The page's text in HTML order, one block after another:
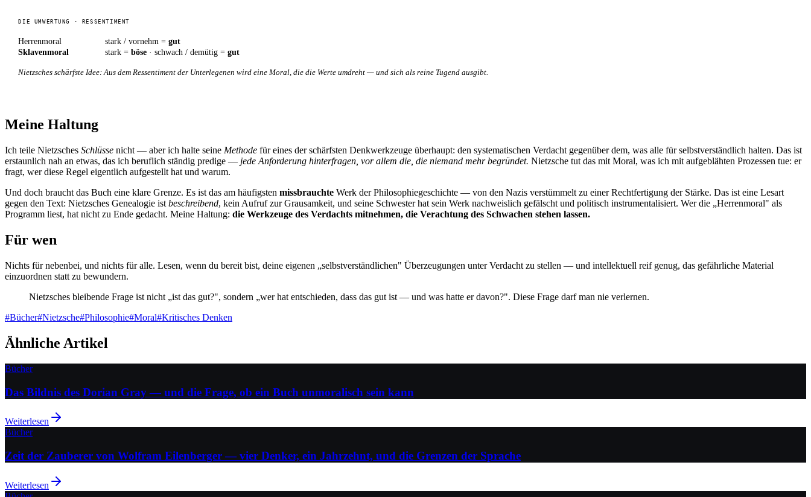
DIE UMWERTUNG · RESSENTIMENT
Herrenmoral stark / vornehm =gut
Sklavenmoral
stark =böse · schwach / demütig =gut
Nietzsches schärfste Idee: Aus dem Ressentiment der Unterlegenen wird eine Moral, die die Werte umdreht — und sich als reine Tugend ausgibt.
Meine Haltung
Ich teile Nietzsches Schlüsse nicht — aber ich halte seine Methode für eines der schärfsten Denkwerkzeuge überhaupt: den systematischen Verdacht gegenüber dem, was alle für selbstverständlich halten. Das ist
erstaunlich nah an etwas, das ich beruflich ständig predige — jede Anforderung hinterfragen, vor allem die, die niemand mehr begründet. Nietzsche tut das mit Moral, was ich mit aufgeblähten Prozessen tue: er
fragt, wer diese Regel eigentlich aufgestellt hat und warum.
Und doch braucht das Buch eine klare Grenze. Es ist das am häufigsten missbrauchte Werk der Philosophiegeschichte — von den Nazis verstümmelt zu einer Rechtfertigung der Stärke. Das ist eine Lesart
gegen den Text: Nietzsches Genealogie ist beschreibend, kein Aufruf zur Grausamkeit, und seine Schwester hat sein Werk nachweislich gefälscht und politisch instrumentalisiert. Wer die „Herrenmoral" als
Programm liest, hat nicht zu Ende gedacht. Meine Haltung: die Werkzeuge des Verdachts mitnehmen, die Verachtung des Schwachen stehen lassen.
Für wen
Nichts für nebenbei, und nichts für alle. Lesen, wenn du bereit bist, deine eigenen „selbstverständlichen" Überzeugungen unter Verdacht zu stellen — und intellektuell reif genug, das gefährliche Material
einzuordnen statt zu bewundern.
Nietzsches bleibende Frage ist nicht „ist das gut?", sondern „wer hat entschieden, dass das gut ist — und was hatte er davon?". Diese Frage darf man nie verlernen.
#Bücher#Nietzsche#Philosophie#Moral#Kritisches Denken
Ähnliche Artikel
Bücher
Das Bildnis des Dorian Gray — und die Frage, ob ein Buch unmoralisch sein kann
Weiterlesen
Bücher
Zeit der Zauberer von Wolfram Eilenberger — vier Denker, ein Jahrzehnt, und die Grenzen der Sprache
Weiterlesen